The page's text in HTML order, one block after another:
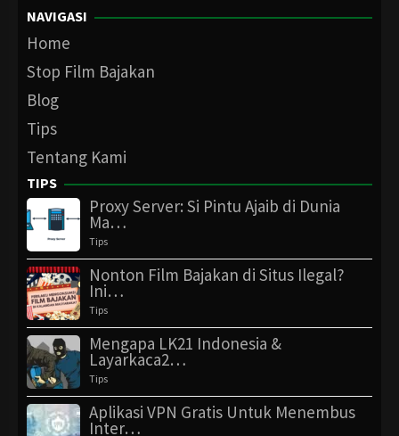
NAVIGASI
Home
Stop Film Bajakan
Blog
Tips
Tentang Kami
TIPS
Proxy Server: Si Pintu Ajaib di Dunia
Ma…
Tips
Nonton Film Bajakan di Situs Ilegal?
Ini…
Tips
Mengapa LK21 Indonesia &
Layarkaca2…
Tips
Aplikasi VPN Gratis Untuk Menembus
Inter…